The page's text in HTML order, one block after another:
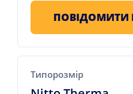
ПОВІДОМИТИ
Типорозмір